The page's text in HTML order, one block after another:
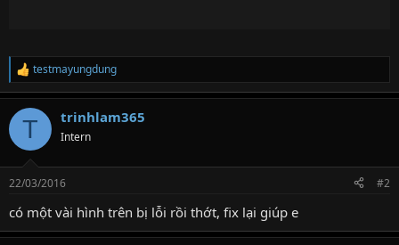
R
e
a
c
i
s
testmayungdung
T trinhlam365
Intern
22/03/2016 #2
có một vài hình trên bị lỗi rồi thớt, fix lại giúp e